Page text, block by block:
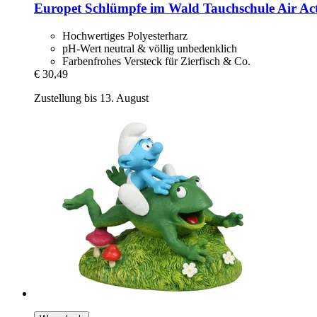
Europet Schlümpfe im Wald Tauchschule Air
Hochwertiges Polyesterharz
pH-Wert neutral & völlig unbedenklich
Farbenfrohes Versteck für Zierfisch & Co.
€ 30,49
Zustellung bis 13. August